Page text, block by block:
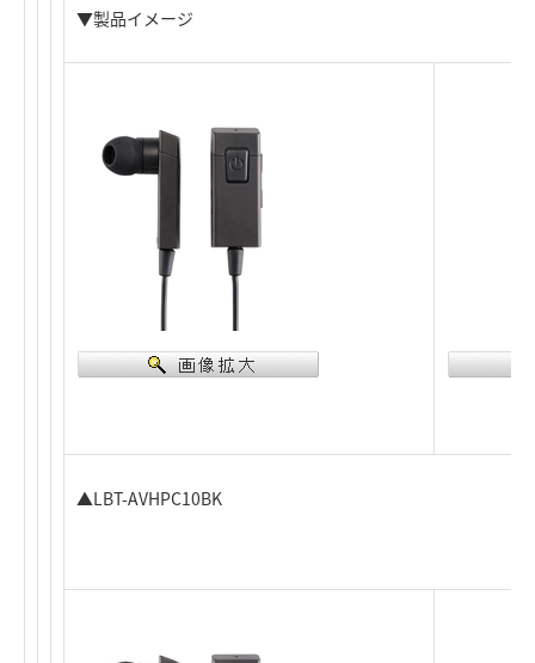
▼製品イメージ
▲LBT-AVHPC10BK